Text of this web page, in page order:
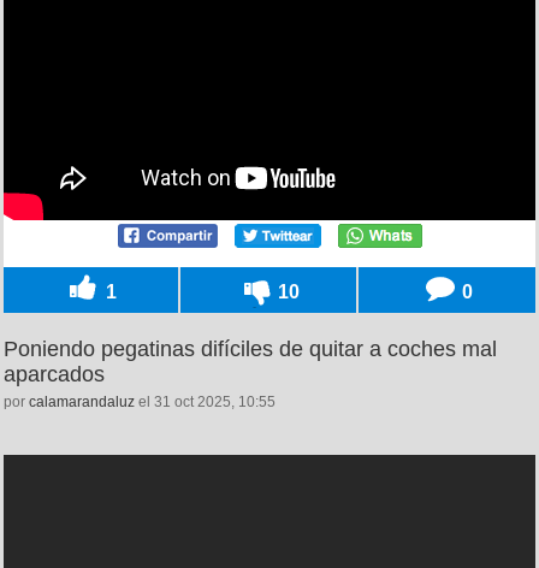
1 10 0
Poniendo pegatinas difíciles de quitar a coches mal
aparcados
por calamarandaluz el 31 oct 2025, 10:55